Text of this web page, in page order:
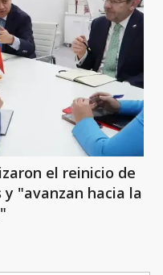
el reinicio de
y "avanzan hacia la